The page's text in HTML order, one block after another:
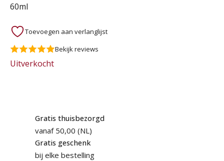
60ml
Toevoegen aan verlanglijst
Bekijk reviews
Uitverkocht
Gratis thuisbezorgd
vanaf 50,00 (NL)
Gratis geschenk
bij elke bestelling